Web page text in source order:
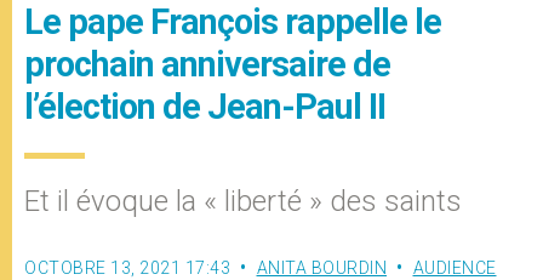
Le pape François rappelle le
prochain anniversaire de
l’élection de Jean-Paul II
Et il évoque la « liberté » des saints
OCTOBRE 13, 2021 17:43 ANITA BOURDIN
AUDIENCE